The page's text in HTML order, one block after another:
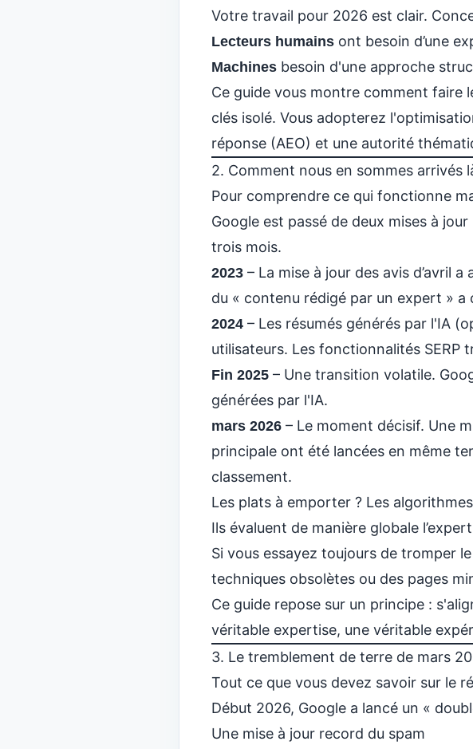
Votre travail pour 2026 est clair.
Lecteurs humains ont besoin d’une
Machines besoin d'une approche
Ce guide vous montre comment faire
clés isolé. Vous adopterez
réponse (AEO) et une autorité
2. Comment nous en sommes arrivés
Pour comprendre ce qui fonctionne
Google est passé de deux mises à
trois mois.
2023 – La mise à jour des avis d’avril
du « contenu rédigé par un expert » a
2024 – Les résumés générés par l'IA
utilisateurs. Les fonctionnalités SERP
Fin 2025 – Une transition volatile.
générées par l'IA.
mars 2026 – Le moment décisif. Une
principale ont été lancées en même
classement.
Les plats à emporter ? Les
Ils évaluent de manière globale
Si vous essayez toujours de tromper
techniques obsolètes ou des pages
Ce guide repose sur un principe :
véritable expertise, une véritable
3. Le tremblement de terre de mars
Tout ce que vous devez savoir sur le
Début 2026, Google a lancé un «
Une mise à jour record du spam